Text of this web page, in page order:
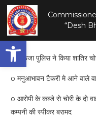
Open toolbar
“Desh
कोहेफिजा पुलिस ने किया शातिर
o मनुआभावन टैकरी मे आने वाले
o आरोपी के कब्जे से चोरी के दो
कम्पनी की स्पीकर बरामद